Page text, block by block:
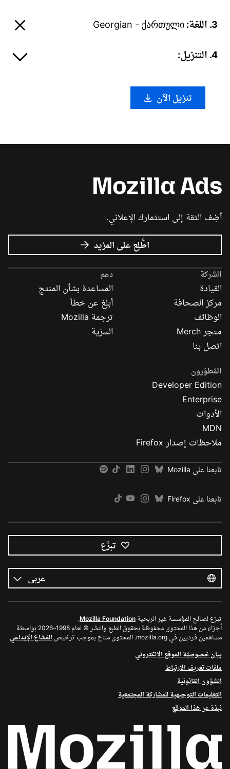
3. اللغة: Georgian - ქართული
4. التنزيل:
تنزيل الآن
أضِف الثقة إلى استثمارك الإعلاني.
اطَّلِع على المزيد عن
إعلانات
Mozilla
الشركة
القيادة
مركز الصحافة
الوظائف
متجر Merch
اتصل بنا
دعم
المساعدة بشأن المنتج
أبلِغ عن خطأ
ترجمة Mozilla
السرّية
المُطوّرون
Developer Edition
Enterprise
الأدوات
MDN
ملاحظات إصدار Firefox
تابعنا على Mozilla
تابعنا على Firefox
تبرَّع
اللغات
اللغة
تبرّع لصالح المؤسسة غير الربحية Mozilla Foundation
.
أجزاء من هذا المحتوى محفوظة بحقوق الطبع والنشر © لعام 1998–2026 بواسطة
مساهمين فرديين في mozilla.org. المحتوى متاح بموجب ترخيص
المَشاع الإبداعي.
بيان خصوصيّة الموقع الإلكتروني
ملفات تعريف الارتباط
الشؤون القانونية
التعليمات التوجيهية للمشاركة المجتمعية
نبذة عن هذا الموقع